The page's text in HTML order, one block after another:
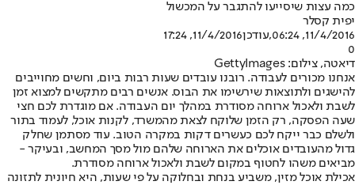
כמה עצות שיסייעו להתגבר על המכשול
יפית קסלר
11/4/2016, 06:24
,עודכן11/4/2016, 17:24
0
דיאטה, צילום: GettyImages
אנחנו מכורים לעבודה. רובנו עובדים שעות רבות ביום, וחשים מחוייבים
להישגים ולתוצאות שירשימו את הבוס. אנשים רבים מתקשים למצוא זמן
לשבת ולאכול ארוחה מסודרת במהלך יום העבודה. אם מוגדרת לכם חצי
שעה הפסקה, רק הזמן שלוקח לצאת מהמשרד, לקנות אוכל, לעמוד בתור
ולשלם כבר ייקח לכם כעשרים דקות במקרה הטוב. עוד מסתמן שחלק
גדול מהעובדים אוכלים את הארוחה שלהם מול מסך המחשב, ובעיקר -
מביאים משהו לחטוף במקום לשבת ולאכול ארוחה מסודרת.
אכילת אוכל מזין, משביע בנחת ובחלוקה על פי שעות, היא חיונית לתזונה